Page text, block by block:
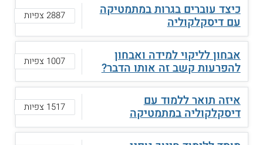
כיצד עוברים בגרות במתמטיקה
עם דיסקלקוליה 2887 צפיות
אבחון לליקוי למידה ואבחון
להפרעות קשב זה אותו הדבר? 1007 צפיות
איזה תואר ללמוד עם
דיסקלקוליה במתמטיקה 1517 צפיות